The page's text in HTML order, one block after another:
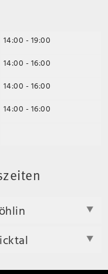
14:00 - 19:00
14:00 - 16:00
14:00 - 16:00
14:00 - 16:00